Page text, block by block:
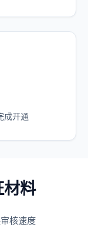
成开通
材料
核速度